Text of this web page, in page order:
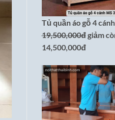
Tủ quần áo gỗ 4 cánh
19,500,000đgiảm
14,500,000đ